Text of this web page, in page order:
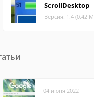
ScrollDesktop
Версия: 1.4 (0.42
04 июня 2022